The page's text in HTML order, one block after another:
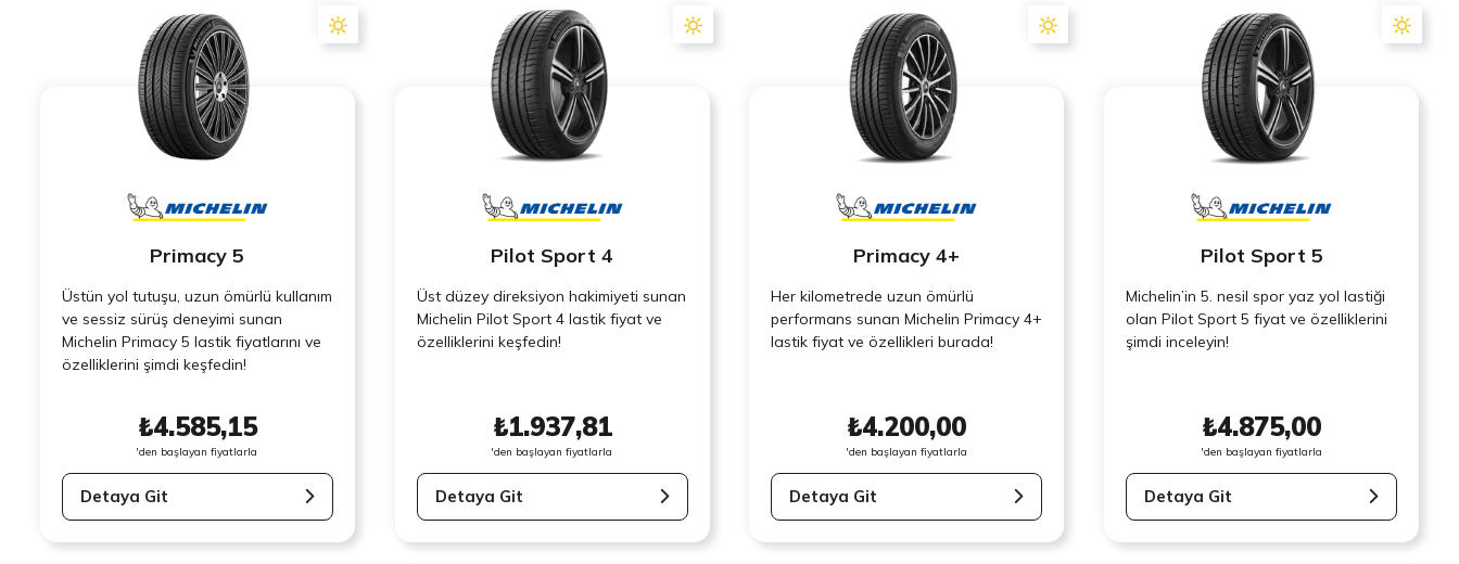
Primacy 5
Üstün yol tutuşu, uzun ömürlü kullanım
ve sessiz sürüş deneyimi sunan
Michelin Primacy 5 lastik fiyatlarını ve
özelliklerini şimdi keşfedin!
₺4.585,15
'den başlayan fiyatlarla
Detaya Git
Pilot Sport 4
Üst düzey direksiyon hakimiyeti sunan
Michelin Pilot Sport 4 lastik fiyat ve
özelliklerini keşfedin!
₺1.937,81
'den başlayan fiyatlarla
Detaya Git
Primacy 4+
Her kilometrede uzun ömürlü
performans sunan Michelin Primacy 4+
lastik fiyat ve özellikleri burada!
₺4.200,00
'den başlayan fiyatlarla
Detaya Git
Pilot Sport 5
Michelin’in 5. nesil spor yaz yol lastiği
olan Pilot Sport 5 fiyat ve özelliklerini
şimdi inceleyin!
₺4.875,00
'den başlayan fiyatlarla
Detaya Git